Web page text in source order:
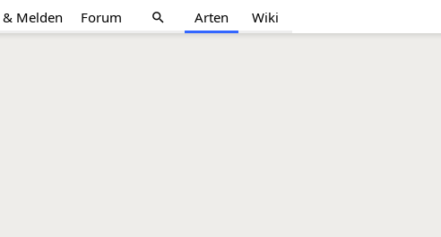
Melden Forum search Arten Wiki